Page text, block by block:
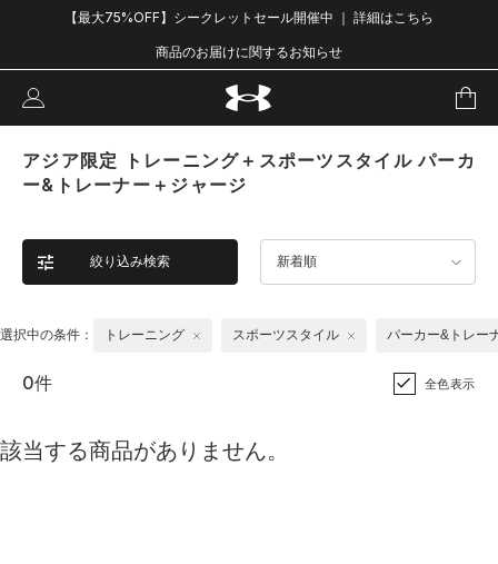
【最大75%OFF】シークレットセール開催中 ｜ 詳細はこちら
商品のお届けに関するお知らせ
アジア限定 トレーニング＋スポーツスタイル パーカ
ー&トレーナー＋ジャージ
絞り込み検索 新着順
選択中の条件： トレーニング スポーツスタイル パーカー&トレー
0件 全色表示
該当する商品がありません。